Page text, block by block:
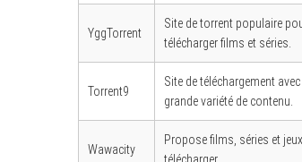
YggTorrent
Site de torrent populaire
télécharger films et séries.
Torrent9
Site de téléchargement
grande variété de contenu.
Wawacity
Propose films, séries et
télécharger.